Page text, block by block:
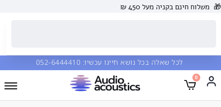
בקניה מעל 450 ₪
שאלה בכל נושא חייגו עכשיו: 052-6444410